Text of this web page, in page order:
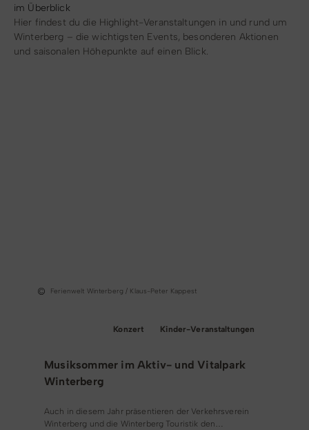
im Überblick
Hier findest du die Highlight-Veranstaltungen in und rund um
Winterberg – die wichtigsten Events, besonderen Aktionen
und saisonalen Höhepunkte auf einen Blick.
Ferienwelt Winterberg / Klaus-Peter Kappest
Konzert Kinder-Veranstaltungen
Musiksommer im Aktiv- und Vitalpark
Winterberg
Auch in diesem Jahr präsentieren der Verkehrsverein
Winterberg und die Winterberg Touristik den